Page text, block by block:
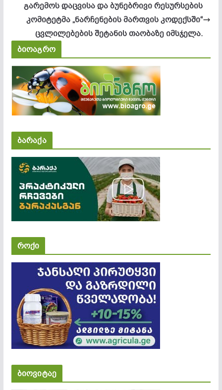
გარემოს დაცვისა და ბუნებრივი რესურსების
კომიტეტმა „ნარჩენების მართვის კოდექსში“
ცვლილებების შეტანის თაობაზე იმსჯელა.
ბიოაგრო
ბარაქა
როქი
ბიოვიტაე